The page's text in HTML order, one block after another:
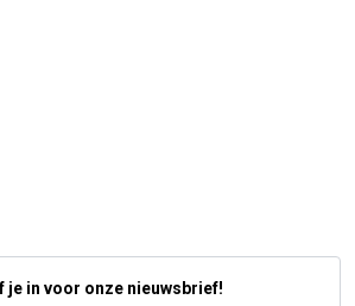
je in voor onze nieuwsbrief!